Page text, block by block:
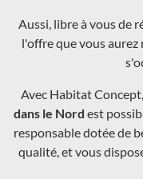
Aussi, libre à vous de
l'offre que vous
Avec Habitat Concept,
dans le Nord est
responsable dotée de
qualité, et vous